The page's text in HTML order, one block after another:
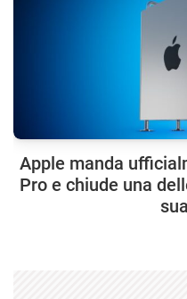
Apple manda
Pro e chiude una